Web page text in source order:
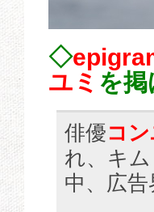
◇
ユミ を
俳優コ
れ、キ
中、広